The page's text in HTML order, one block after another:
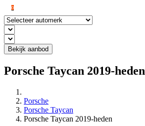
0
Bekijk aanbod
Porsche Taycan 2019-heden
Porsche
Porsche Taycan
Porsche Taycan 2019-heden